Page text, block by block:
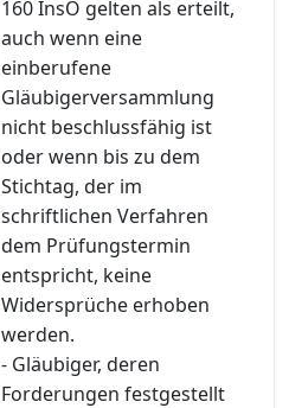
160 InsO gelten als erteilt,
auch wenn eine
einberufene
Gläubigerversammlung
nicht beschlussfähig ist
oder wenn bis zu dem
Stichtag, der im
schriftlichen Verfahren
dem Prüfungstermin
entspricht, keine
Widersprüche erhoben
werden.
- Gläubiger, deren
Forderungen festgestellt